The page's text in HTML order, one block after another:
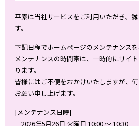
平素は当社サービスをご利用いただき、
す。
下記日程でホームページのメンテナンスを
メンテナンスの時間帯は、一時的にサイ
ります。
皆様にはご不便をおかけいたしますが、
お願い申し上げます。
[メンテナンス日時]
2026年5月26日 火曜日 10:00 ～ 10:30